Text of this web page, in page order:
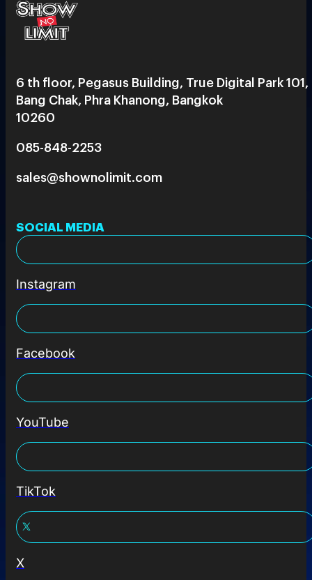
6 th floor, Pegasus Building, True Digital Park 101,
Bang Chak, Phra Khanong, Bangkok
10260
085-848-2253
sales@shownolimit.com
SOCIAL MEDIA
Instagram
Facebook
YouTube
TikTok
X